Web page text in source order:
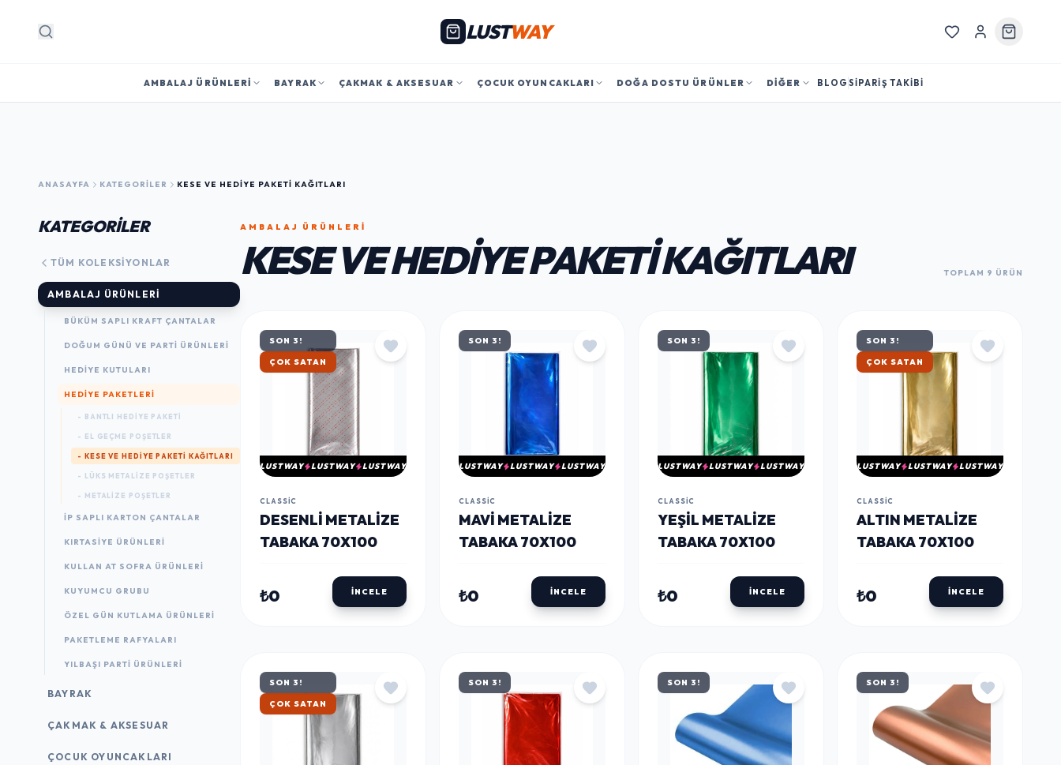
Arama LUSTWAY
AMBALAJ ÜRÜNLERI BAYRAK ÇAKMAK & AKSESUAR ÇOCUK OYUNCAKLARI DOĞA DOSTU ÜRÜNLER DİĞER BLOG SİPARİŞ TAKİBİ
ANASAYFA KATEGORILER KESE VE HEDIYE PAKETI KAĞITLARI
KATEGORİLER
TÜM KOLEKSIYONLAR
AMBALAJ ÜRÜNLERI
BÜKÜM SAPLI KRAFT ÇANTALAR
DOĞUM GÜNÜ VE PARTI ÜRÜNLERI
HEDIYE KUTULARI
HEDIYE PAKETLERI
- BANTLI HEDIYE PAKETI
- EL GEÇME POŞETLER
- KESE VE HEDIYE PAKETI KAĞITLARI
- LÜKS METALIZE POŞETLER
- METALIZE POŞETLER
İP SAPLI KARTON ÇANTALAR
KIRTASIYE ÜRÜNLERI
KULLAN AT SOFRA ÜRÜNLERI
KUYUMCU GRUBU
ÖZEL GÜN KUTLAMA ÜRÜNLERI
PAKETLEME RAFYALARI
YILBAŞI PARTI ÜRÜNLERI
BAYRAK
ÇAKMAK & AKSESUAR
ÇOCUK OYUNCAKLARI
AMBALAJ ÜRÜNLERI
KESE VE HEDIYE PAKETI KAĞITLARI TOPLAM 9 ÜRÜN
SON 3!
ÇOK SATAN
LUSTWAY LUSTWAY LUSTWAY
CLASSIC
DESENLI METALIZE
TABAKA 70X100
₺0 İNCELE
SON 3!
LUSTWAY LUSTWAY LUSTWAY
CLASSIC
MAVI METALIZE
TABAKA 70X100
₺0 İNCELE
SON 3!
LUSTWAY LUSTWAY LUSTWAY
CLASSIC
YEŞIL METALIZE
TABAKA 70X100
₺0 İNCELE
SON 3!
ÇOK SATAN
LUSTWAY LUSTWAY LUSTWAY
CLASSIC
ALTIN METALIZE
TABAKA 70X100
₺0 İNCELE
SON 3!
ÇOK SATAN
SON 3! SON 3! SON 3!